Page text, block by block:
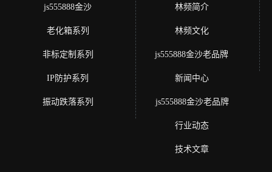
js555888金沙
老化箱系列
非标定制系列
IP防护系列
振动跌落系列
林频简介
林频文化
js555888金沙老品牌
新闻中心
js555888金沙老品牌
行业动态
技术文章